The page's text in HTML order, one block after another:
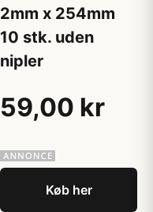
2mm x 254mm
10 stk. uden
nipler
59,00 kr
Køb her